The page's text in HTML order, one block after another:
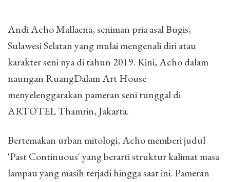
Andi Acho Mallaena, seniman pria asal Bugis,
Sulawesi Selatan yang mulai mengenali diri atau
karakter seni nya di tahun 2019. Kini, Acho dalam
naungan RuangDalam Art House
menyelenggarakan pameran seni tunggal di
ARTOTEL Thamrin, Jakarta.
Bertemakan urban mitologi, Acho memberi judul
'Past Continuous' yang berarti struktur kalimat masa
lampau yang masih terjadi hingga saat ini. Pameran